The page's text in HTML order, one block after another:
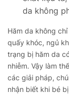
da không
Hăm da không
quấy khóc, ngủ
trạng bị hăm da
nhiễm. Vậy làm
các giải pháp,
nhận biết khi bé